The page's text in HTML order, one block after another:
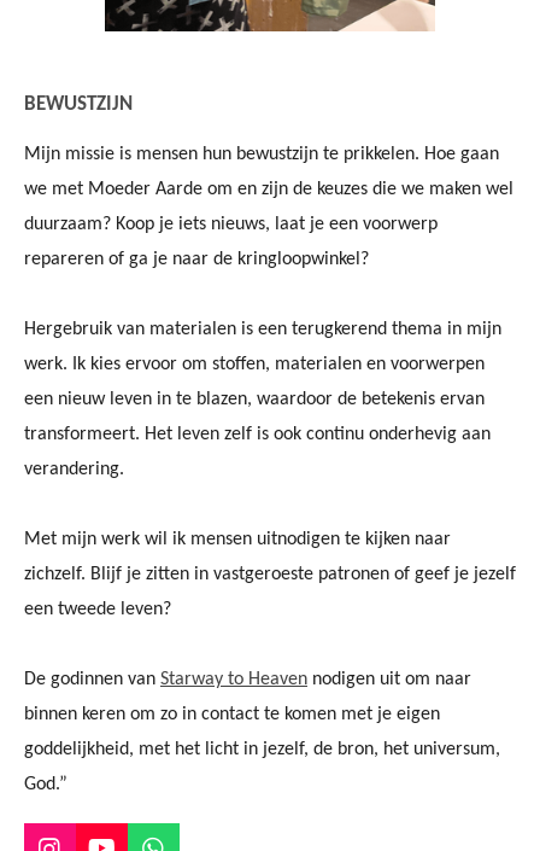
BEWUSTZIJN
Mijn missie is mensen hun bewustzijn te prikkelen. Hoe gaan
we met Moeder Aarde om en zijn de keuzes die we maken wel
duurzaam? Koop je iets nieuws, laat je een voorwerp
repareren of ga je naar de kringloopwinkel?
Hergebruik van materialen is een terugkerend thema in mijn
werk. Ik kies ervoor om stoffen, materialen en voorwerpen
een nieuw leven in te blazen, waardoor de betekenis ervan
transformeert. Het leven zelf is ook continu onderhevig aan
verandering.
Met mijn werk wil ik mensen uitnodigen te kijken naar
zichzelf. Blijf je zitten in vastgeroeste patronen of geef je jezelf
een tweede leven?
De godinnen van Starway to Heaven nodigen uit om naar
binnen keren om zo in contact te komen met je eigen
goddelijkheid, met het licht in jezelf, de bron, het universum,
God.”